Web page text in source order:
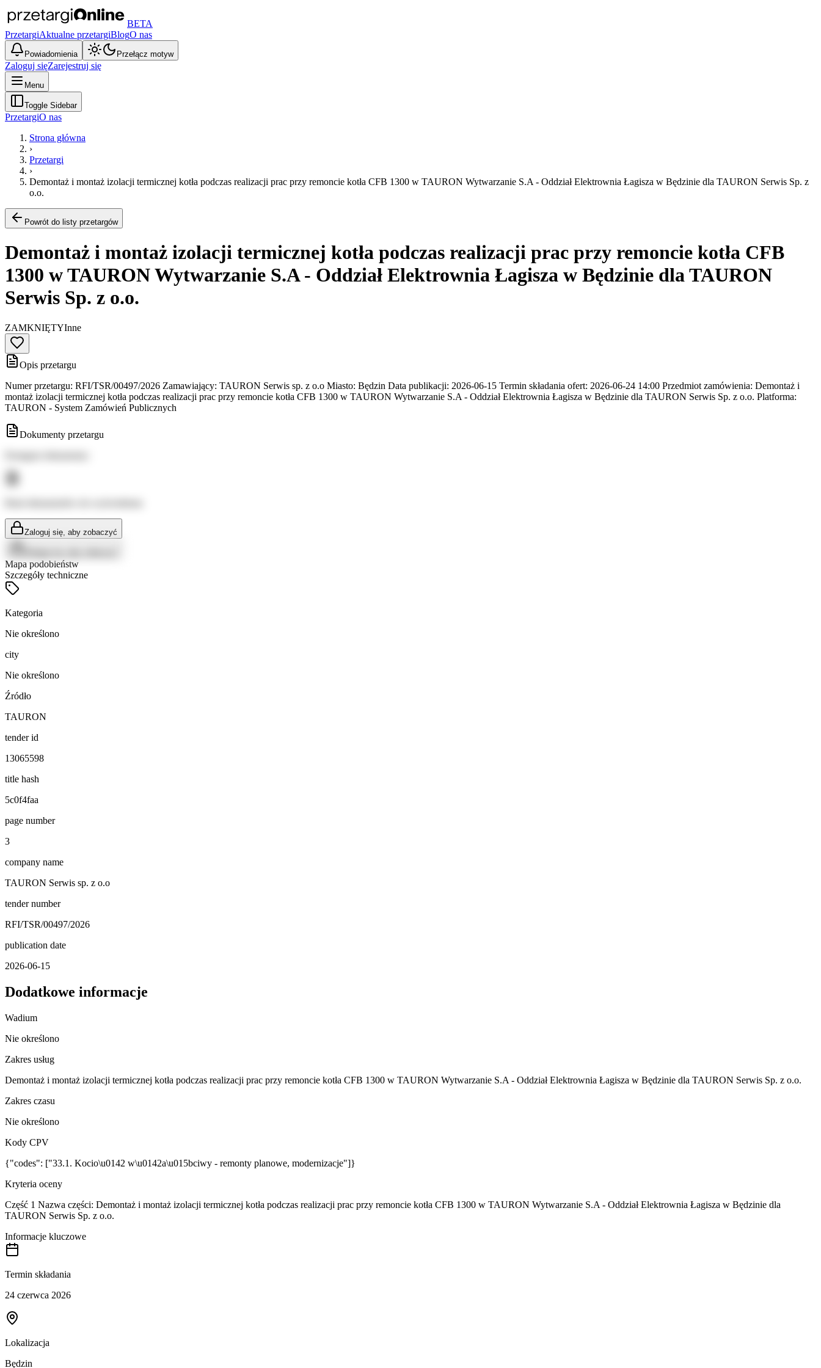
BETA
PrzetargiAktualne przetargiBlogO nas
Powiadomienia Przełącz motyw
Zaloguj sięZarejestruj się
Menu
Toggle Sidebar
PrzetargiO nas
Strona główna
›
Przetargi
›
Demontaż i montaż izolacji termicznej kotła podczas realizacji prac przy remoncie kotła CFB 1300 w TAURON Wytwarzanie S.A - Oddział Elektrownia Łagisza w Będzinie dla TAURON Serwis Sp. z
o.o.
Powrót do listy przetargów
Demontaż i montaż izolacji termicznej kotła podczas realizacji prac przy remoncie kotła CFB
1300 w TAURON Wytwarzanie S.A - Oddział Elektrownia Łagisza w Będzinie dla TAURON
Serwis Sp. z o.o.
ZAMKNIĘTYInne
Opis przetargu
Numer przetargu: RFI/TSR/00497/2026 Zamawiający: TAURON Serwis sp. z o.o Miasto: Będzin Data publikacji: 2026-06-15 Termin składania ofert: 2026-06-24 14:00 Przedmiot zamówienia: Demontaż i
montaż izolacji termicznej kotła podczas realizacji prac przy remoncie kotła CFB 1300 w TAURON Wytwarzanie S.A - Oddział Elektrownia Łagisza w Będzinie dla TAURON Serwis Sp. z o.o. Platforma:
TAURON - System Zamówień Publicznych
Dokumenty przetargu
Zaloguj się, aby zobaczyć
Mapa podobieństw
Szczegóły techniczne
Kategoria
Nie określono
city
Nie określono
Źródło
TAURON
tender id
13065598
title hash
5c0f4faa
page number
3
company name
TAURON Serwis sp. z o.o
tender number
RFI/TSR/00497/2026
publication date
2026-06-15
Dodatkowe informacje
Wadium
Nie określono
Zakres usług
Demontaż i montaż izolacji termicznej kotła podczas realizacji prac przy remoncie kotła CFB 1300 w TAURON Wytwarzanie S.A - Oddział Elektrownia Łagisza w Będzinie dla TAURON Serwis Sp. z o.o.
Zakres czasu
Nie określono
Kody CPV
{"codes": ["33.1. Kocio\u0142 w\u0142a\u015bciwy - remonty planowe, modernizacje"]}
Kryteria oceny
Część 1 Nazwa części: Demontaż i montaż izolacji termicznej kotła podczas realizacji prac przy remoncie kotła CFB 1300 w TAURON Wytwarzanie S.A - Oddział Elektrownia Łagisza w Będzinie dla
TAURON Serwis Sp. z o.o.
Informacje kluczowe
Termin składania
24 czerwca 2026
Lokalizacja
Będzin